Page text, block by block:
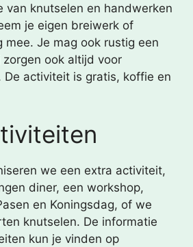
van knutselen en handwerken
je eigen breiwerk of
mee. Je mag ook rustig een
ook altijd voor
De activiteit is gratis, koffie en
we een extra activiteit,
diner, een workshop,
en Koningsdag, of we
knutselen. De informatie
kun je vinden op